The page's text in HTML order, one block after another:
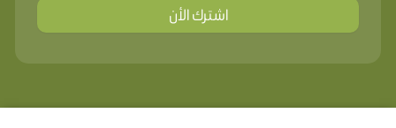
اشترك الأن